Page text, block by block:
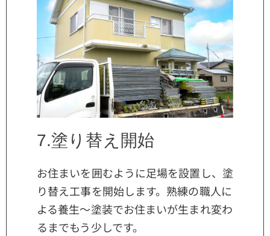
7.塗り替え開始
お住まいを囲むように足場を設置し、塗
り替え工事を開始します。熟練の職人に
よる養生〜塗装でお住まいが生まれ変わ
るまでもう少しです。